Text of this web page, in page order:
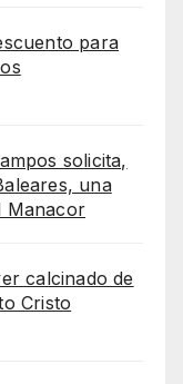
para
solicita,
una
Manacor
calcinado de
Cristo